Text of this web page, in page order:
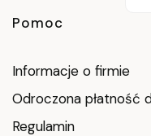
Linki w
Pomoc
Informacje o firmie
Odroczona płatność
Regulamin